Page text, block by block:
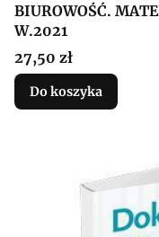
BIUROWOŚĆ.
W.2021
Cena
27,50 zł
Do koszyka